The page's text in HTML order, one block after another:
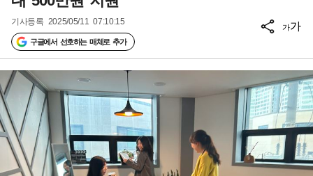
기사등록 2025/05/11 07:10:15
구글에서 선호하는 매체로 추가
가가